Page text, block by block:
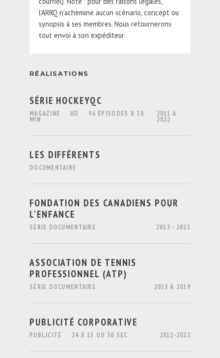
l'ARRQ n'achemine aucun scénario, concept ou
synopsis à ses membres. Nous retournerons
tout envoi à son expéditeur.
RÉALISATIONS
SÉRIE HOCKEYQC
MAGAZINE HD 96 ÉPISODES X 30
MIN
2011 À
2022
LES DIFFÉRENTS
DOCUMENTAIRE
FONDATION DES CANADIENS POUR
L'ENFANCE
SÉRIE DOCUMENTAIRE 2013 - 2021
ASSOCIATION DE TENNIS
PROFESSIONNEL (ATP)
SÉRIE DOCUMENTAIRE 2015 À 2019
PUBLICITÉ CORPORATIVE
PUBLICITÉ 24 X 15 OU 30 SEC. 2012-2022